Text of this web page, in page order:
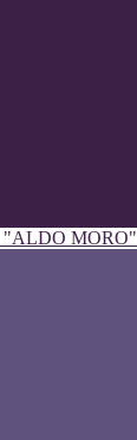
"ALDO MORO"